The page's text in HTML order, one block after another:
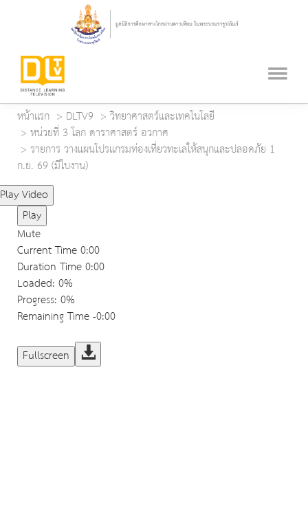
หน้าแรก DLTV9
วิทยาศาสตร์และเทคโนโลยี
หน่วยที่ 3 โลก ดาราศาสตร์ อวกาศ
รายการ วางแผนโปรแกรมท่องเที่ยวทะเลให้สนุกและปลอดภัย 1
ก.ย. 69 (มีใบงาน)
Play Video
Play
Mute
Current Time0:00
Duration Time0:00
Loaded: 0%
Progress: 0%
Remaining Time-0:00
Fullscreen